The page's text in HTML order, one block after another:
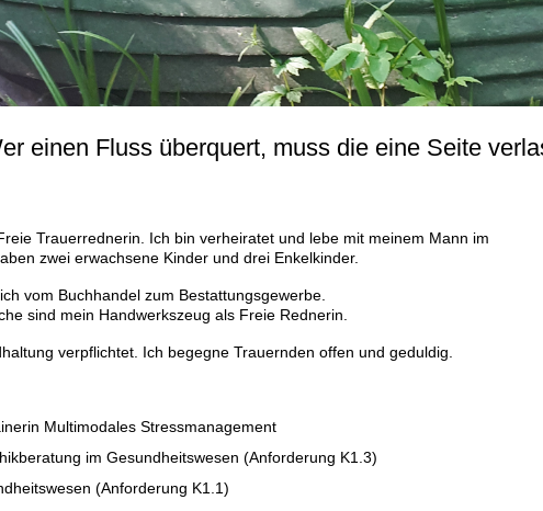
einen Fluss überquert, muss die eine Seite
Trauerrednerin. Ich bin verheiratet und lebe mit meinem Mann im
zwei erwachsene Kinder und drei Enkelkinder.
vom Buchhandel zum Bestattungsgewerbe.
sind mein Handwerkszeug als Freie Rednerin.
verpflichtet. Ich begegne Trauernden offen und geduldig.
Multimodales Stressmanagement
im Gesundheitswesen (Anforderung K1.3)
(Anforderung K1.1)